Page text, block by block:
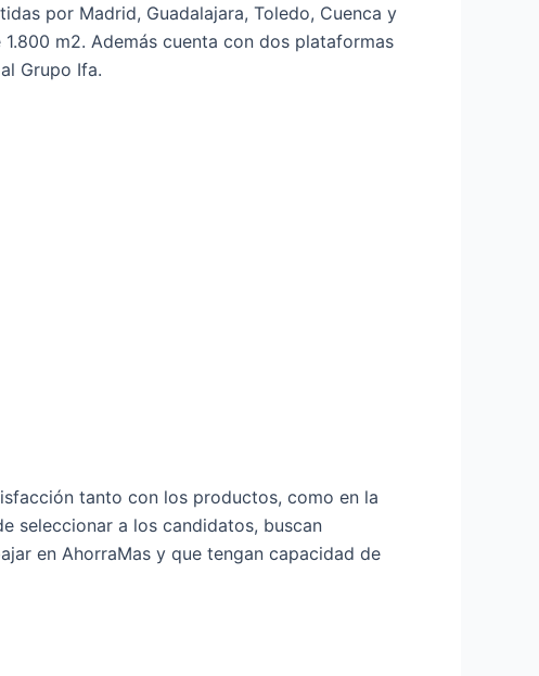
por Madrid, Guadalajara, Toledo, Cuenca y
1.800 m2. Además cuenta con dos plataformas
Grupo Ifa.
tanto con los productos, como en la
seleccionar a los candidatos, buscan
en AhorraMas y que tengan capacidad de